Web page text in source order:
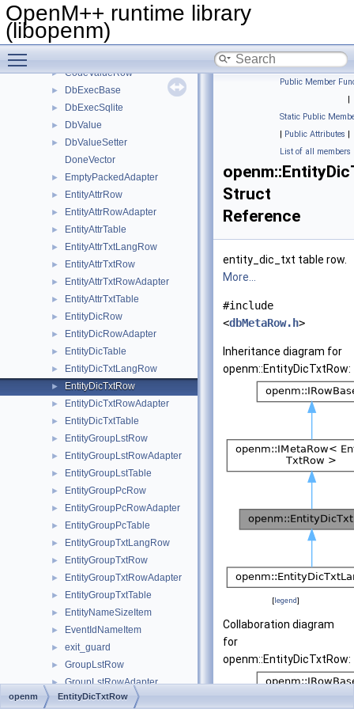
OpenM++ runtime library
(libopenm)
AggregationColumnExpr
ArgKey
► ArgReader
► CodeValueRow
► DbExecBase
► DbExecSqlite
► DbValue
►
DbValueSetter
DoneVector
► EmptyPackedAdapter
► EntityAttrRow
► EntityAttrRowAdapter
► EntityAttrTable
► EntityAttrTxtLangRow
► EntityAttrTxtRow
► EntityAttrTxtRowAdapter
► EntityAttrTxtTable
► EntityDicRow
► EntityDicRowAdapter
► EntityDicTable
► EntityDicTxtLangRow
► EntityDicTxtRow
► EntityDicTxtRowAdapter
► EntityDicTxtTable
► EntityGroupLstRow
► EntityGroupLstRowAdapter
► EntityGroupLstTable
► EntityGroupPcRow
► EntityGroupPcRowAdapter
► EntityGroupPcTable
► EntityGroupTxtLangRow
► EntityGroupTxtRow
► EntityGroupTxtRowAdapter
► EntityGroupTxtTable
► EntityNameSizeItem
► EventIdNameItem
► exit_guard
► GroupLstRow
► GroupLstRowAdapter
► GroupLstTable
Public Member
|
Static Public
| Public Attributes |
List of all members
Struct
Reference
entity_dic_txt table row.
More...
#include
<dbMetaRow.h>
Inheritance diagram for
openm::EntityDicTxtRow:
[legend]
Collaboration diagram
for
openm::EntityDicTxtRow:
openm EntityDicTxtRow